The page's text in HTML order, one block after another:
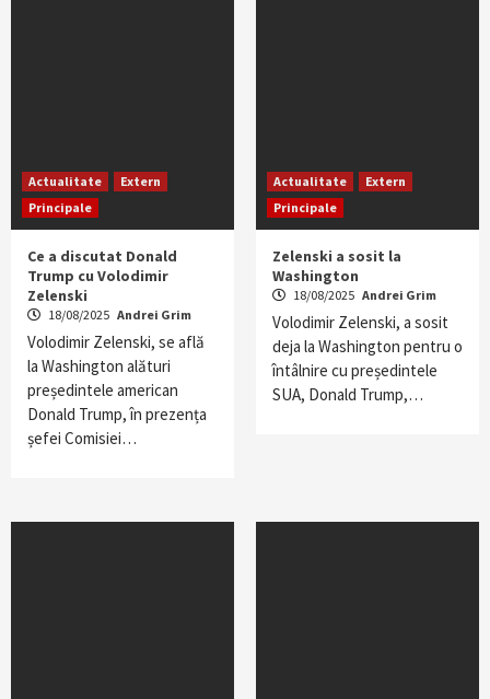
Actualitate
Extern
Principale
Ce a discutat Donald
Trump cu Volodimir
Zelenski
18/08/2025 Andrei Grim
Volodimir Zelenski, se află
la Washington alături
președintele american
Donald Trump, în prezența
șefei Comisiei…
Actualitate
Extern
Principale
Zelenski a sosit la
Washington
18/08/2025 Andrei Grim
Volodimir Zelenski, a sosit
deja la Washington pentru o
întâlnire cu președintele
SUA, Donald Trump,…